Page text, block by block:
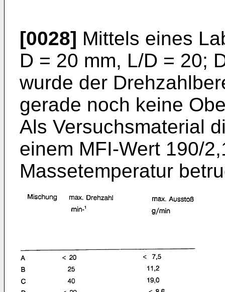
[0028] Mittels eines
D = 20 mm, L/D = 20;
wurde der
gerade noch keine
Als Versuchsmaterial
einem MFI-Wert 190/
Massetemperatur